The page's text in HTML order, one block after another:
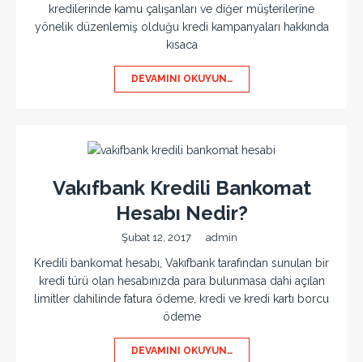
kredilerinde kamu çalışanları ve diğer müşterilerine
yönelik düzenlemiş olduğu kredi kampanyaları hakkında
kısaca
DEVAMINI OKUYUN…
Vakıfbank Kredili Bankomat
Hesabı Nedir?
Şubat 12, 2017 admin
Kredili bankomat hesabı, Vakıfbank tarafından sunulan bir
kredi türü olan hesabınızda para bulunmasa dahi açılan
limitler dahilinde fatura ödeme, kredi ve kredi kartı borcu
ödeme
DEVAMINI OKUYUN…